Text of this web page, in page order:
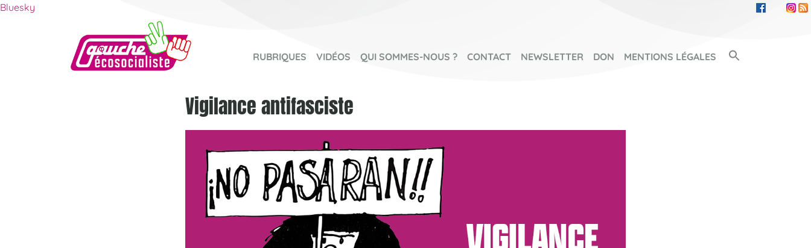
Bluesky
RUBRIQUES VIDÉOS QUI SOMMES-NOUS ? CONTACT NEWSLETTER DON MENTIONS LÉGALES
Vigilance antifasciste